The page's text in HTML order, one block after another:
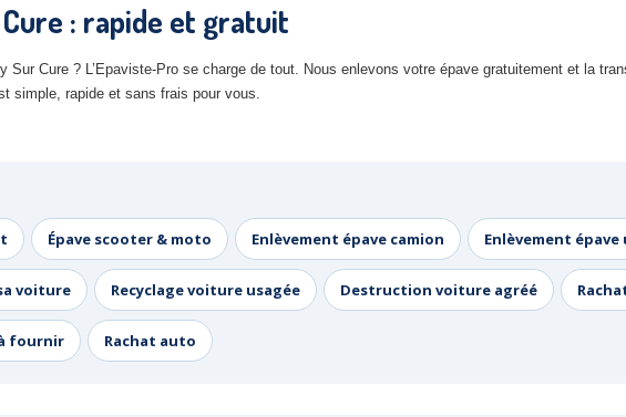
: rapide et gratuit
Sur Cure ? L’Epaviste-Pro se charge de tout. Nous enlevons votre épave gratuitement et la
simple, rapide et sans frais pour vous.
Épave scooter & moto Enlèvement épave camion Enlèvement
voiture Recyclage voiture usagée Destruction voiture agréé
fournir Rachat auto